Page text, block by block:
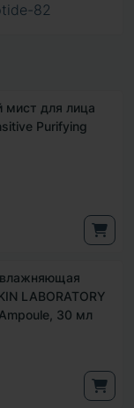
82
мист для лица
Purifying
LABORATORY
30 мл